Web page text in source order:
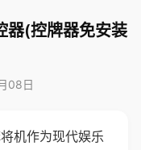
器(控牌器免安装
08日
机作为现代娱乐